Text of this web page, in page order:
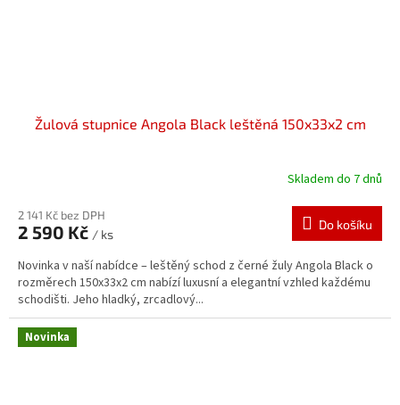
Žulová stupnice Angola Black leštěná 150x33x2 cm
Skladem do 7 dnů
2 141 Kč bez DPH
2 590 Kč / ks
Do košíku
Novinka v naší nabídce – leštěný schod z černé žuly Angola Black o
rozměrech 150x33x2 cm nabízí luxusní a elegantní vzhled každému
schodišti. Jeho hladký, zrcadlový...
Novinka